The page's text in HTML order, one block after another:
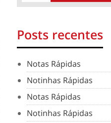
Posts recentes
Notas Rápidas
Notinhas Rápidas
Notas Rápidas
Notinhas Rápidas